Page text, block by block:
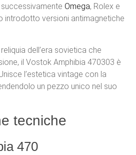
successivamente Omega, Rolex e
introdotto versioni antimagnetiche
dell’era sovietica che
il Vostok Amphibia 470303 è
l’estetica vintage con la
un pezzo unico nel suo
tecniche
470